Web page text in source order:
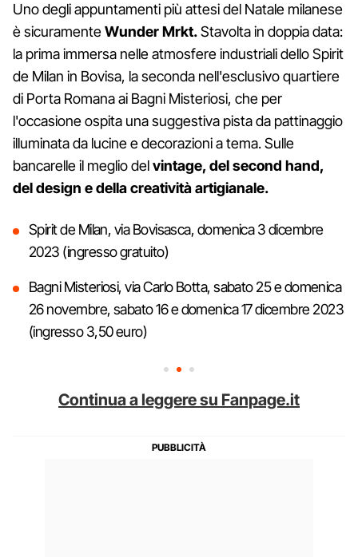
Uno degli appuntamenti più attesi del Natale milanese
è sicuramenteWunder Mrkt.Stavolta in doppia data:
la prima immersa nelle atmosfere industriali dello Spirit
de Milan in Bovisa, la seconda nell'esclusivo quartiere
di Porta Romana ai Bagni Misteriosi, che per
l'occasione ospita una suggestiva pista da pattinaggio
illuminata da lucine e decorazioni a tema. Sulle
bancarelle il meglio delvintage, del second hand,
del design e della creatività artigianale.
Spirit de Milan, via Bovisasca, domenica 3 dicembre
2023 (ingresso gratuito)
Bagni Misteriosi, via Carlo Botta, sabato 25 e domenica
26 novembre, sabato 16 e domenica 17 dicembre 2023
(ingresso 3,50 euro)
Continua a leggere su Fanpage.it